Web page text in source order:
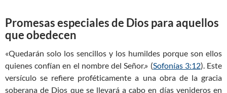
Promesas especiales de Dios para aquellos
que obedecen
«Quedarán solo los sencillos y los humildes porque son ellos
quienes confían en el nombre del Señor.» (Sofonías 3:12). Este
versículo se refiere proféticamente a una obra de la gracia
soberana de Dios que se llevará a cabo en días venideros en